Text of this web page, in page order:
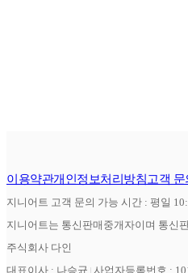
이용약관개인정보처리방침고객 문
지니어트 고객 문의 가능 시간 : 평일
지니어트는 통신판매중개자이며 통신
주식회사 다인
대표이사 : 나승균 사업자등록번호 :